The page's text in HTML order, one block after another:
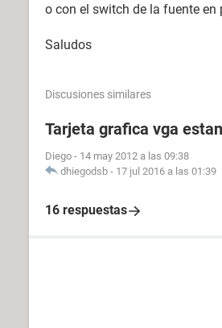
o con el switch de la fuente en
Saludos
Discusiones similares
Tarjeta grafica vga
Diego - 14 may 2012 a las 09:38
dhiegodsb - 17 jul 2016 a las 01:39
16 respuestas